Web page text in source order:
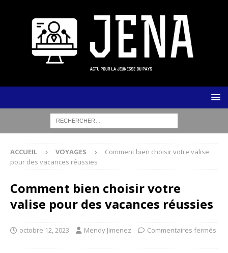
ACCUEIL VOYAGES
Comment bien choisir votre valise
pour des vacances réussies
Comment bien choisir votre
valise pour des vacances réussies
octobre 12, 2023 Mendy Jimenez Commentaires fermés